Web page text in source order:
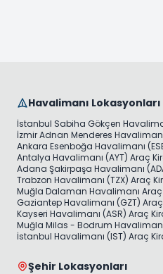
Havalimanı Lokasyonları
İstanbul Sabiha Gökçen
İzmir Adnan Menderes
Ankara Esenboğa Havalimanı
Antalya Havalimanı (AYT) Araç
Adana Şakirpaşa Havalimanı
Trabzon Havalimanı (TZX) Araç
Muğla Dalaman Havalimanı
Gaziantep Havalimanı (GZT)
Kayseri Havalimanı (ASR) Araç
Muğla Milas - Bodrum
İstanbul Havalimanı (IST) Araç
Şehir Lokasyonları